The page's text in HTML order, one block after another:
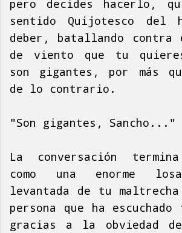
pero decides hacerlo,
sentido Quijotesco del
deber, batallando contra
de viento que tu
son gigantes, por más
de lo contrario.
"Son gigantes, Sancho..."
La conversación
como una enorme
levantada de tu
persona que ha
gracias a la obviedad